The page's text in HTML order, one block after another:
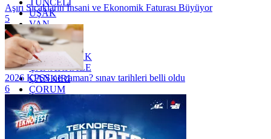
TUNCELİ
UŞAK
VAN
YALOVA
YOZGAT
ZONGULDAK
ÇANAKKALE
ÇANKIRI
ÇORUM
İSTANBUL
İZMİR
ŞANLIURFA
ŞIRNAK
Aşırı Sıcakların İnsani ve Ekonomik Faturası Büyüyor
5
2026 KPSS ne zaman? sınav tarihleri belli oldu
6